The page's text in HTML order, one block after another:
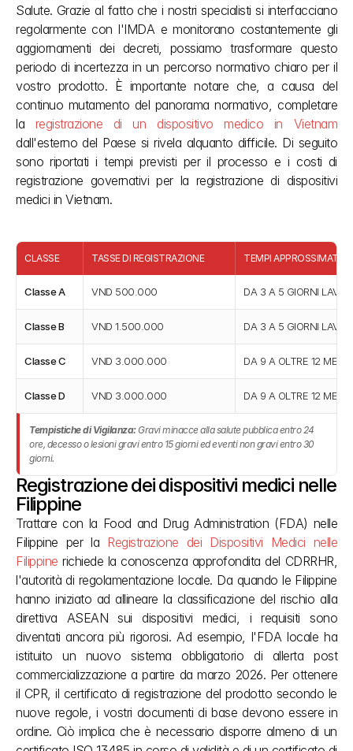
Salute. Grazie al fatto che i nostri specialisti si interfacciano
regolarmente con l'IMDA e monitorano costantemente gli
aggiornamenti dei decreti, possiamo trasformare questo
periodo di incertezza in un percorso normativo chiaro per il
vostro prodotto. È importante notare che, a causa del
continuo mutamento del panorama normativo, completare
la registrazione di un dispositivo medico in Vietnam
dall'esterno del Paese si rivela alquanto difficile. Di seguito
sono riportati i tempi previsti per il processo e i costi di
registrazione governativi per la registrazione di dispositivi
medici in Vietnam.
CLASSE TASSE DI REGISTRAZIONE TEMPI APPROSSIMATIVI
Classe A VND 500.000 DA 3 A 5 GIORNI
Classe B VND 1.500.000 DA 3 A 5 GIORNI
Classe C VND 3.000.000 DA 9 A OLTRE 12 MESI
Classe D VND 3.000.000 DA 9 A OLTRE 12 MESI
Tempistiche di Vigilanza:Gravi minacce alla salute pubblica entro 24
ore, decesso o lesioni gravi entro 15 giorni ed eventi non gravi entro 30
giorni.
Registrazione dei dispositivi medici nelle
Filippine
Trattare con la Food and Drug Administration (FDA) nelle
Filippine per la Registrazione dei Dispositivi Medici nelle
Filippine richiede la conoscenza approfondita del CDRRHR,
l'autorità di regolamentazione locale. Da quando le Filippine
hanno iniziato ad allineare la classificazione del rischio alla
direttiva ASEAN sui dispositivi medici, i requisiti sono
diventati ancora più rigorosi. Ad esempio, l'FDA locale ha
istituito un nuovo sistema obbligatorio di allerta post
commercializzazione a partire da marzo 2026. Per ottenere
il CPR, il certificato di registrazione del prodotto secondo le
nuove regole, i vostri documenti di base devono essere in
ordine. Ciò implica che è necessario disporre almeno di un